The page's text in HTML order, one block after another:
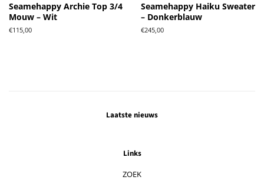
Seamehappy Archie Top 3/4
Mouw – Wit
Normale
€115,00
Seamehappy Haiku Sweater
– Donkerblauw
Normale
€245,00
Laatste nieuws
Links
ZOEK